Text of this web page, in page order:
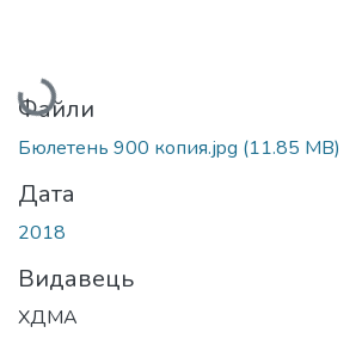
Вантажиться...
Файли
Бюлетень 900 копия.jpg (11.85 MB)
Дата
2018
Видавець
ХДМА